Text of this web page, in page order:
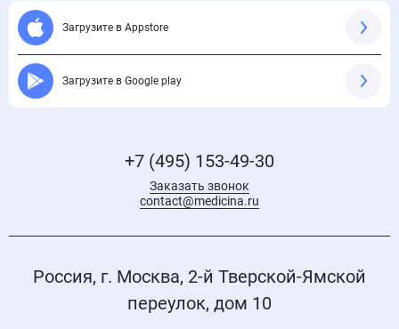
Загрузите в Appstore
Загрузите в Google play
+7 (495) 153-49-30
Заказать звонок
contact@medicina.ru
Россия, г. Москва, 2-й Тверской-Ямской
переулок, дом 10